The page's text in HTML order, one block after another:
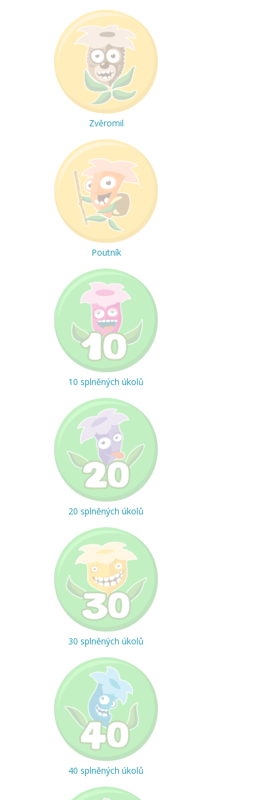
Zvěromil
Poutník
10 splněných úkolů
20 splněných úkolů
30 splněných úkolů
40 splněných úkolů